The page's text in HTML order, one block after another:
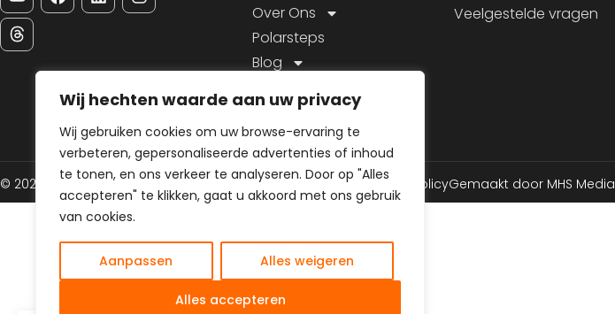
Wij hechten waarde aan uw privacy
Wij gebruiken cookies om uw browse-ervaring te
verbeteren, gepersonaliseerde advertenties of inhoud
te tonen, en ons verkeer te analyseren. Door op "Alles
accepteren" te klikken, gaat u akkoord met ons gebruik
van cookies.
Aanpassen Alles weigeren
Alles accepteren
Over Ons
Polarsteps
Blog
Veelgestelde vragen
© 2026 Alle rechten gereserveerd Algemene voorwaarden Privacy PolicyGemaakt door MHS Media